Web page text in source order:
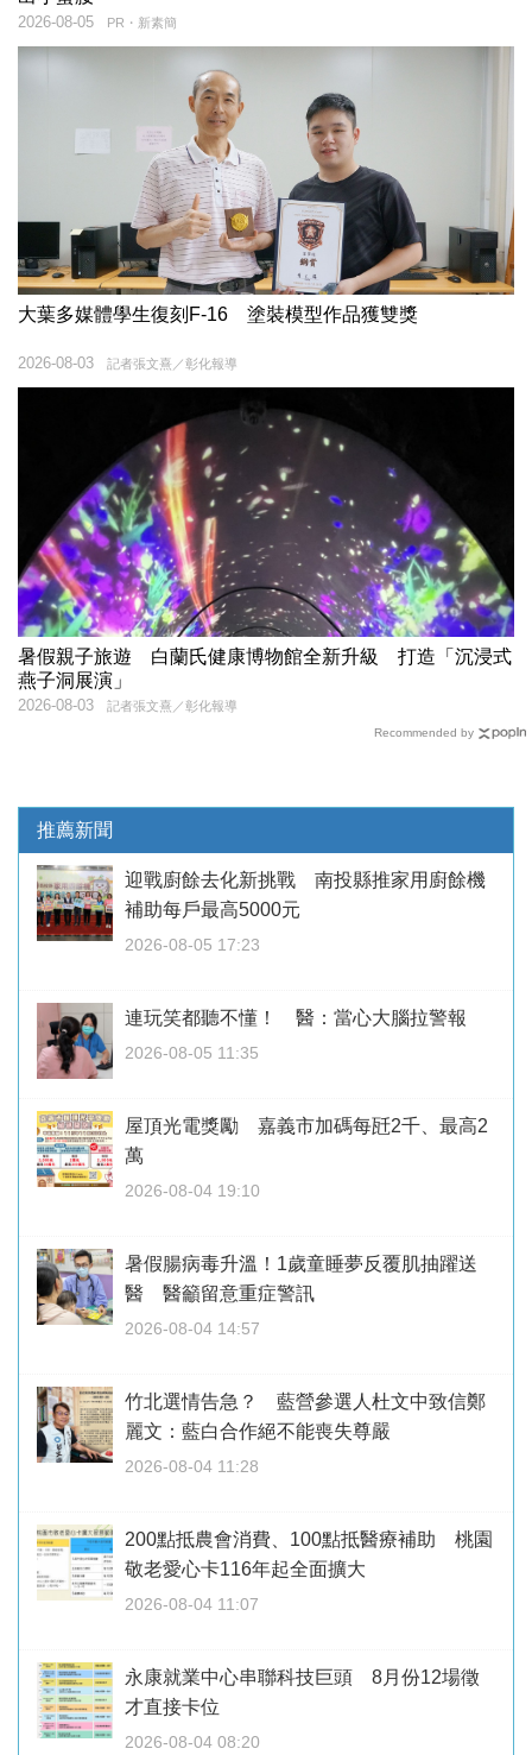
PR・新素簡
2026-08-05
大葉多媒體學生復刻F-16 塗裝模型作品獲雙獎
記者張文熹／彰化報導
2026-08-03
暑假親子旅遊 白蘭氏健康博物館全新升級 打造「沉浸式
燕子洞展演」
記者張文熹／彰化報導
2026-08-03
Recommended by
推薦新聞
迎戰廚餘去化新挑戰 南投縣推家用廚餘機
補助每戶最高5000元
2026-08-05 17:23
連玩笑都聽不懂！ 醫：當心大腦拉警報
2026-08-05 11:35
屋頂光電獎勵 嘉義市加碼每瓩2千、最高2
萬
2026-08-04 19:10
暑假腸病毒升溫！1歲童睡夢反覆肌抽躍送
醫 醫籲留意重症警訊
2026-08-04 14:57
竹北選情告急？ 藍營參選人杜文中致信鄭
麗文：藍白合作絕不能喪失尊嚴
2026-08-04 11:28
200點抵農會消費、100點抵醫療補助 桃園
敬老愛心卡116年起全面擴大
2026-08-04 11:07
永康就業中心串聯科技巨頭 8月份12場徵
才直接卡位
2026-08-04 08:20